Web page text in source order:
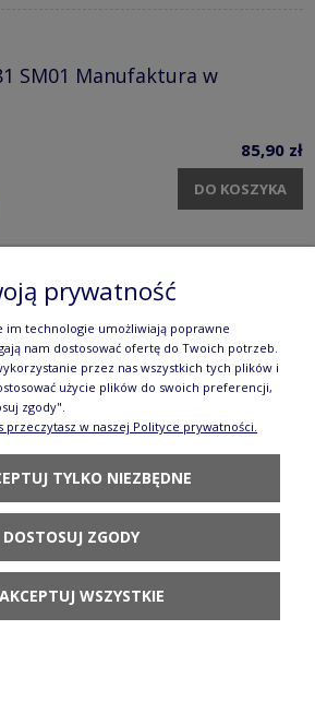
SM01 Manufaktura w
85,90 zł
DO KOSZYKA
DPML Manufaktura w
73,90 zł
POWIADOM O
DOSTĘPNOŚCI
prywatność
im technologie umożliwiają poprawne
nam dostosować ofertę do Twoich potrzeb.
przez nas wszystkich tych plików i
użycie plików do swoich preferencji,
zgody".
przeczytasz w naszej Polityce prywatności.
TYLKO NIEZBĘDNE
DOSTOSUJ ZGODY
WSZYSTKIE